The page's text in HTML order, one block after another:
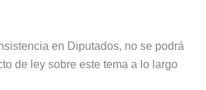
en Diputados, no se podrá
de ley sobre este tema a lo largo